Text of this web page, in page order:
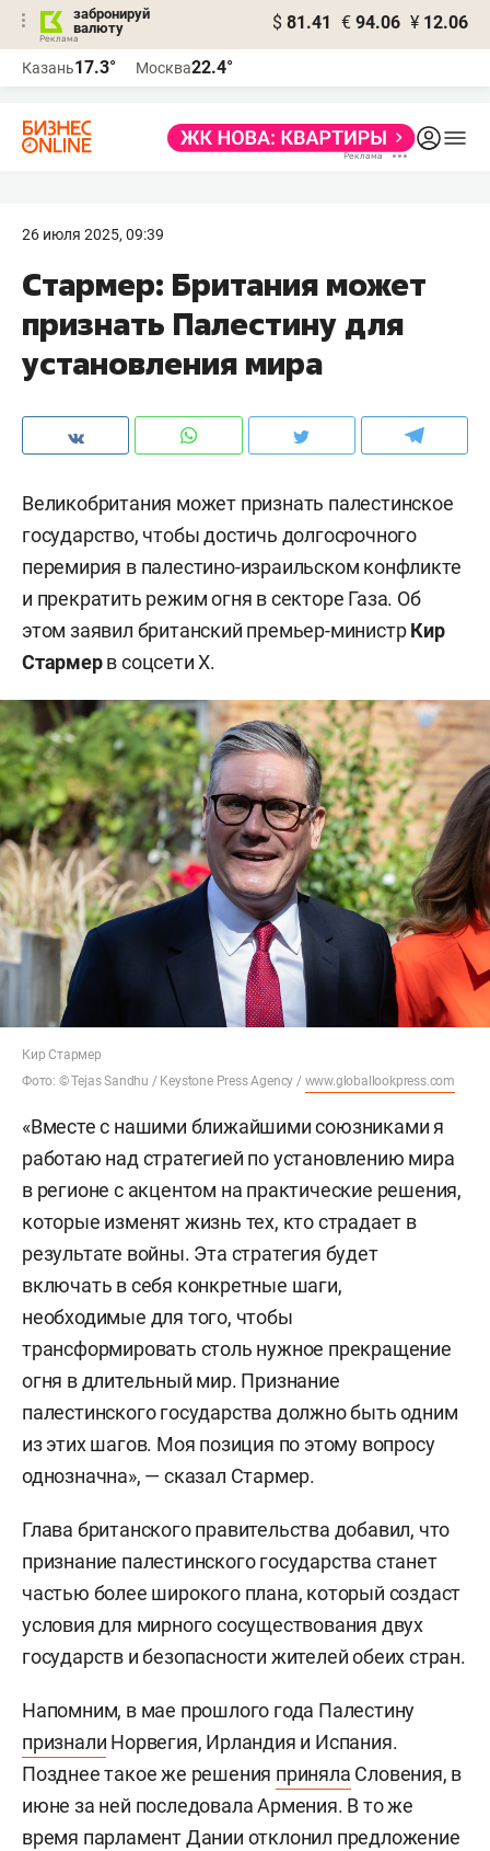
забронируй
валюту
$ 81.41 € 94.06 ¥ 12.06
Казань17.3° Москва22.4°
26 июля 2025, 09:39
Стармер: Британия может
признать Палестину для
установления мира
Великобритания может признать палестинское
государство, чтобы достичь долгосрочного
перемирия в палестино-израильском конфликте
и прекратить режим огня в секторе Газа. Об
этом заявил британский премьер-министрКир
Стармерв соцсети X.
Кир Стармер
Фото: © Tejas Sandhu / Keystone Press Agency / www.globallookpress.com
«Вместе с нашими ближайшими союзниками я
работаю над стратегией по установлению мира
в регионе с акцентом на практические решения,
которые изменят жизнь тех, кто страдает в
результате войны. Эта стратегия будет
включать в себя конкретные шаги,
необходимые для того, чтобы
трансформировать столь нужное прекращение
огня в длительный мир. Признание
палестинского государства должно быть одним
из этих шагов. Моя позиция по этому вопросу
однозначна», — сказал Стармер.
Глава британского правительства добавил, что
признание палестинского государства станет
частью более широкого плана, который создаст
условия для мирного сосуществования двух
государств и безопасности жителей обеих стран.
Напомним, в мае прошлого года Палестину
признали Норвегия, Ирландия и Испания.
Позднее такое же решения приняла Словения, в
июне за ней последовала Армения. В то же
время парламент Дании отклонил предложение